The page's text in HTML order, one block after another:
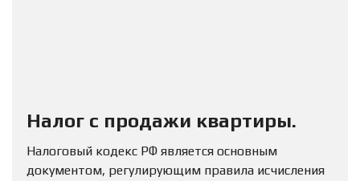
Налог с продажи квартиры.
Налоговый кодекс РФ является основным
документом, регулирующим правила исчисления